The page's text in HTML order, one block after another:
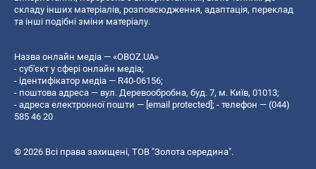
складу інших матеріалів, розповсюдження, адаптація, переклад
та інші подібні зміни матеріалу.
Назва онлайн медіа — «OBOZ.UA»
- суб'єкт у сфері онлайн медіа;
- ідентифікатор медіа — R40-06156;
- поштова адреса — вул. Деревообробна, буд. 7, м. Київ, 01013;
- адреса електронної пошти — [email protected] ; - телефон — (044)
585 46 20
© 2026 Всі права захищені, ТОВ "Золота середина".